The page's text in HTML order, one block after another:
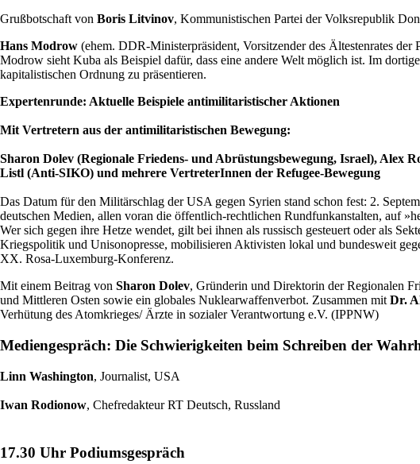
Grußbotschaft von Boris Litvinov, Kommunistischen Partei der Volksrepublik
Hans Modrow (ehem. DDR-Ministerpräsident, Vorsitzender des Ältestenrates der
Modrow sieht Kuba als Beispiel dafür, dass eine andere Welt möglich ist. Im
kapitalistischen Ordnung zu präsentieren.
Expertenrunde: Aktuelle Beispiele antimilitaristischer Aktionen
Mit Vertretern aus der antimilitaristischen Bewegung:
Sharon Dolev (Regionale Friedens- und Abrüstungsbewegung, Israel), Alex
Listl (Anti-SIKO) und mehrere VertreterInnen der Refugee-Bewegung
Das Datum für den Militärschlag der USA gegen Syrien stand schon fest: 2.
deutschen Medien, allen voran die öffentlich-rechtlichen Rundfunkanstalten, auf
Wer sich gegen ihre Hetze wendet, gilt bei ihnen als russisch gesteuert oder als
Kriegspolitik und Unisonopresse, mobilisieren Aktivisten lokal und bundesweit
XX. Rosa-Luxemburg-Konferenz.
Mit einem Beitrag von Sharon Dolev, Gründerin und Direktorin der Regionalen
und Mittleren Osten sowie ein globales Nuklearwaffenverbot. Zusammen mit Dr.
Verhütung des Atomkrieges/ Ärzte in sozialer Verantwortung e.V. (IPPNW)
Mediengespräch: Die Schwierigkeiten beim Schreiben der
Linn Washington, Journalist, USA
Iwan Rodionow, Chefredakteur RT Deutsch, Russland
17.30 Uhr Podiumsgespräch